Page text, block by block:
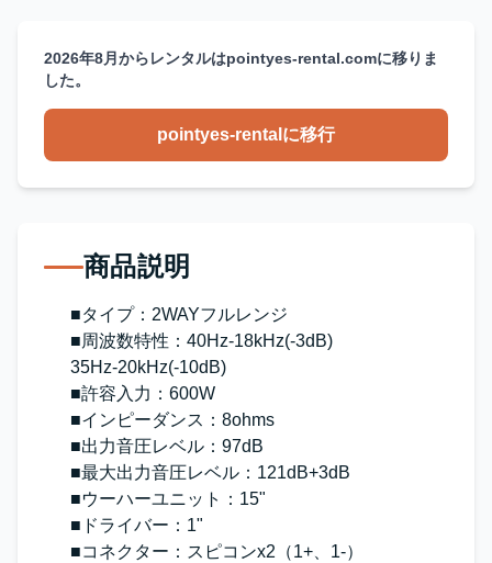
2026年8月からレンタルはpointyes-rental.comに移りま
した。
pointyes-rentalに移行
商品説明
■タイプ：2WAYフルレンジ
■周波数特性：40Hz-18kHz(-3dB)
35Hz-20kHz(-10dB)
■許容入力：600W
■インピーダンス：8ohms
■出力音圧レベル：97dB
■最大出力音圧レベル：121dB+3dB
■ウーハーユニット：15"
■ドライバー：1"
■コネクター：スピコンx2（1+、1-）